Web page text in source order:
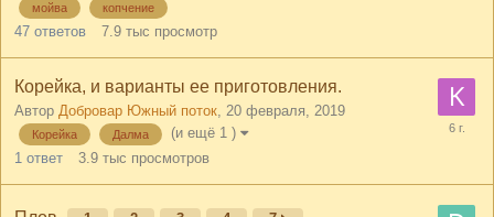
мойва копчение
47 ответов 7.9 тыс просмотр
Корейка, и варианты ее приготовления.
Автор Добровар Южный поток, 20 февраля, 2019
Корейка Далма
(и ещё 1 )
1 ответ 3.9 тыс просмотров